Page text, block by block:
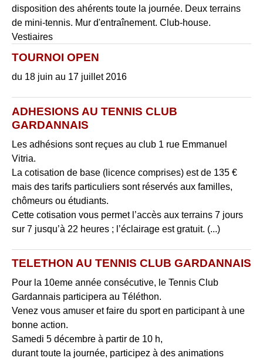
disposition des ahérents toute la journée. Deux terrains
de mini-tennis. Mur d'entraînement. Club-house.
Vestiaires
TOURNOI OPEN
du 18 juin au 17 juillet 2016
ADHESIONS AU TENNIS CLUB
GARDANNAIS
Les adhésions sont reçues au club 1 rue Emmanuel
Vitria.
La cotisation de base (licence comprises) est de 135 €
mais des tarifs particuliers sont réservés aux familles,
chômeurs ou étudiants.
Cette cotisation vous permet l’accès aux terrains 7 jours
sur 7 jusqu’à 22 heures ; l’éclairage est gratuit. (...)
TELETHON AU TENNIS CLUB GARDANNAIS
Pour la 10eme année consécutive, le Tennis Club
Gardannais participera au Téléthon.
Venez vous amuser et faire du sport en participant à une
bonne action.
Samedi 5 décembre à partir de 10 h,
durant toute la journée, participez à des animations